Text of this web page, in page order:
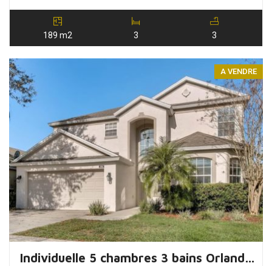
189 m2 3 3
A VENDRE
Individuelle 5 chambres 3 bains Orlando, Floride – USA